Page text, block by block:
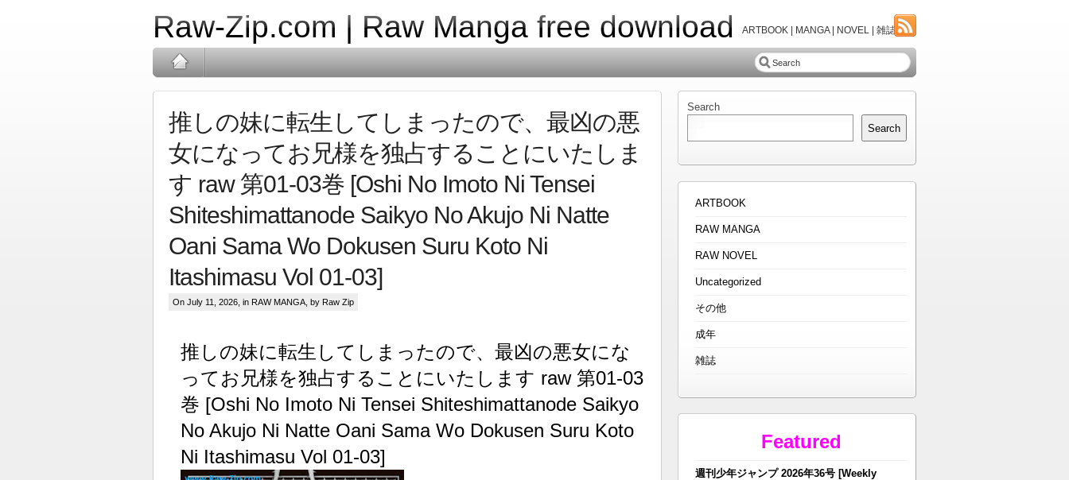
Raw-Zip.com | Raw Manga free download ARTBOOK | MANGA | NOVEL | 雑誌
推しの妹に転生してしまったので、最凶の悪
女になってお兄様を独占することにいたしま
す raw 第01-03巻 [Oshi No Imoto Ni Tensei
Shiteshimattanode Saikyo No Akujo Ni Natte
Oani Sama Wo Dokusen Suru Koto Ni
Itashimasu Vol 01-03]
On July 11, 2026, in RAW MANGA , by Raw Zip
推しの妹に転生してしまったので、最凶の悪女にな
ってお兄様を独占することにいたします raw 第01-03
巻 [Oshi No Imoto Ni Tensei Shiteshimattanode Saikyo
No Akujo Ni Natte Oani Sama Wo Dokusen Suru Koto
Ni Itashimasu Vol 01-03]
Search
Search
ARTBOOK
RAW MANGA
RAW NOVEL
Uncategorized
その他
成年
雑誌
Featured
週刊少年ジャンプ 2026年36号 [Weekly